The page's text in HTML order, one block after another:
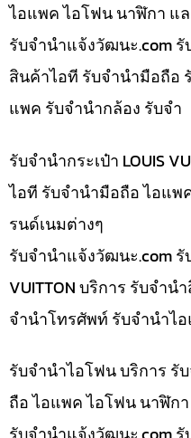
ไอแพค ไอโฟน นาฬิกา แ
รับจํานําแจ้งวัฒนะ.com รั
สินค้าไอที รับจำนำมือถือ
แพค รับจำนำกล้อง รับจำ
รับจำนำกระเป๋า LOUIS
ไอที รับจำนำมือถือ ไอแ
รนด์เนมต่างๆ
รับจํานําแจ้งวัฒนะ.com รั
VUITTON บริการ รับจำ
จำนำโทรศัพท์ รับจำนำไ
รับจำนำไอโฟน บริการ รั
ถือ ไอแพค ไอโฟน นาฬิก